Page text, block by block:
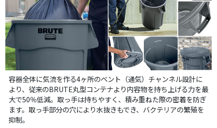
容器全体に気流を作る4ヶ所のベント（通気）チャンネル設計に
より、従来のBRUTE丸型コンテナより内容物を持ち上げる力を最
大で50％低減。取っ手は持ちやすく、積み重ねた際の密着を防ぎ
ます。取っ手部分の穴により水抜きもでき、バクテリアの繁殖を
抑制。